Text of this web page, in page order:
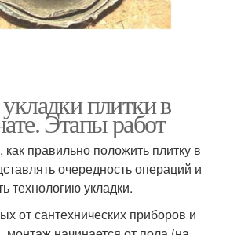
плитки в
Этапы работ
правильно положить плитку в
очередность операций и
технологию укладки.
от сантехнических приборов и